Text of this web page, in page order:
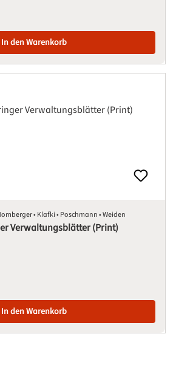
In den Warenkorb
• Klafki • Poschmann • Weiden
Verwaltungsblätter (Print)
In den Warenkorb